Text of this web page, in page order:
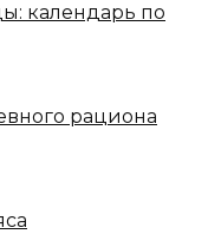
календарь по
рациона